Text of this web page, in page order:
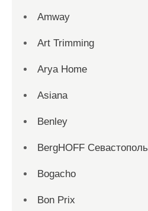
Amway
Art Trimming
Arya Home
Asiana
Benley
BergHOFF Севастополь
Bogacho
Bon Prix